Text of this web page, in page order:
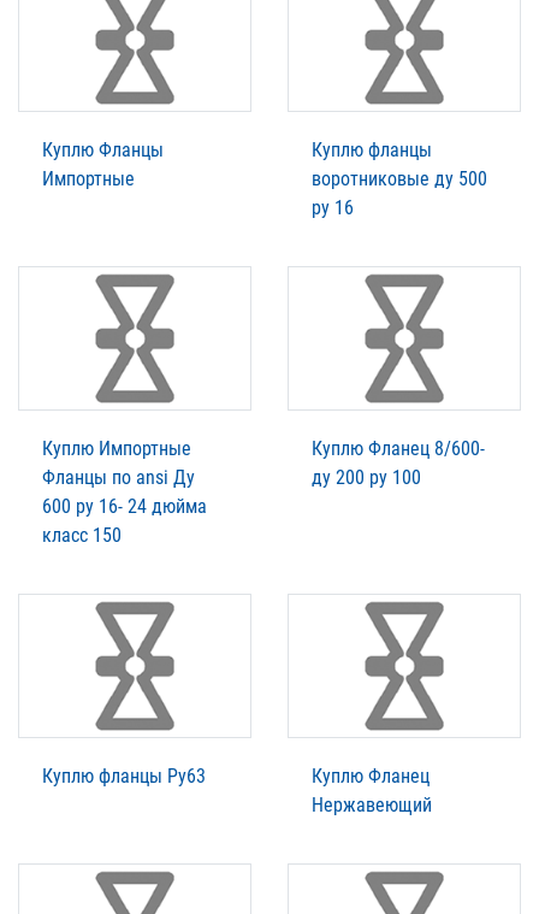
Куплю Фланцы
Импортные
Куплю фланцы
воротниковые ду 500
ру 16
Куплю Импортные
Фланцы по ansi Ду
600 ру 16- 24 дюйма
класс 150
Куплю Фланец 8/600-
ду 200 ру 100
Куплю фланцы Ру63
Куплю Фланец
Нержавеющий